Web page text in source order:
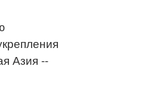
Азия --